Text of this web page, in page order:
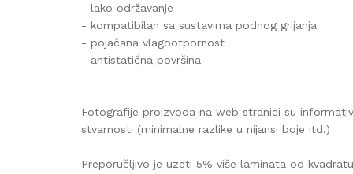
- lako održavanje
- kompatibilan sa sustavima podnog grijanja
- pojačana vlagootpornost
- antistatična površina
Fotografije proizvoda na web stranici su
stvarnosti (minimalne razlike u nijansi boje itd.)
Preporučljivo je uzeti 5% više laminata od